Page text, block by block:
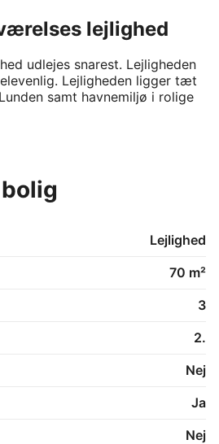
lejlighed
udlejes snarest. Lejligheden
Lejligheden ligger tæt
samt havnemiljø i rolige
Lejlighed
70 m²
3
2.
Nej
Ja
Nej